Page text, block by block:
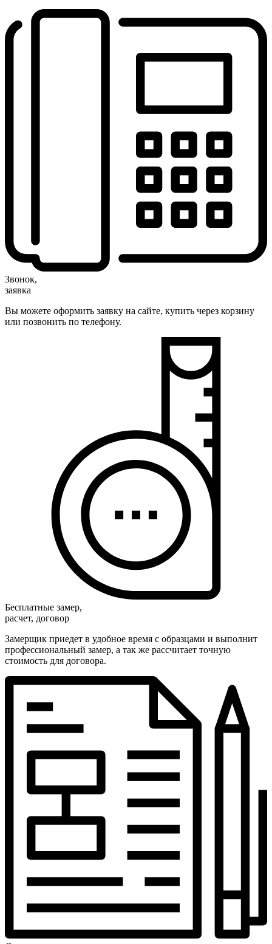
Звонок,
заявка
Вы можете оформить заявку на сайте, купить через корзину
или позвонить по телефону.
Бесплатные замер,
расчет, договор
Замерщик приедет в удобное время с образцами и выполнит
профессиональный замер, а так же рассчитает точную
стоимость для договора.